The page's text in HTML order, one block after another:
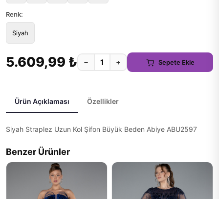
Renk:
Siyah
5.609,99 ₺ − + Sepete Ekle
Ürün Açıklaması Özellikler
Siyah Straplez Uzun Kol Şifon Büyük Beden Abiye ABU2597
Benzer Ürünler